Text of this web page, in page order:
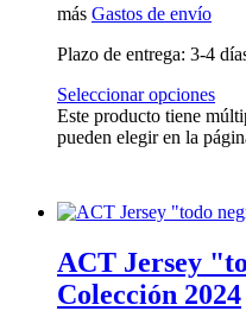
más Gastos de envío
Plazo de entrega: 3-4
Seleccionar opciones
Este producto tiene
pueden elegir en la
ACT Jersey
Colección 2024